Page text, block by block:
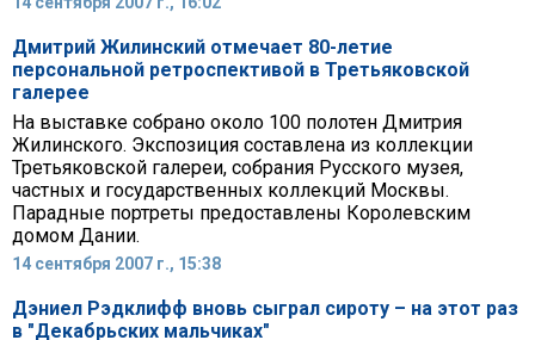
Дмитрий Жилинский отмечает 80-летие
персональной ретроспективой в Третьяковской
галерее
На выставке собрано около 100 полотен Дмитрия
Жилинского. Экспозиция составлена из коллекции
Третьяковской галереи, собрания Русского музея,
частных и государственных коллекций Москвы.
Парадные портреты предоставлены Королевским
домом Дании.
14 сентября 2007 г., 15:38
Дэниел Рэдклифф вновь сыграл сироту – на этот раз
в "Декабрьских мальчиках"